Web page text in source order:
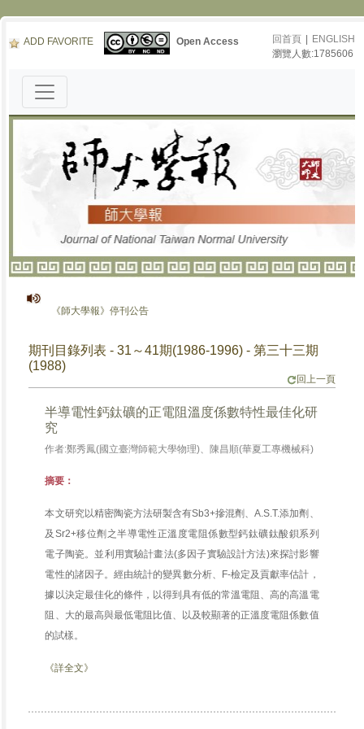
ADD FAVORITE Open Access 回首頁
ENGLISH
瀏覽人數:1785606
《師大學報》停刊公告
期刊目錄列表 - 31～41期(1986-1996) - 第三十三期
(1988)
回上一頁
半導電性鈣鈦礦的正電阻溫度係數特性最佳化研
究
作者:鄭秀鳳(國立臺灣師範大學物理)、陳昌順(華夏工專機械科)
摘要：
本文研究以精密陶瓷方法研製含有Sb3+摻混劑、A.S.T.添加劑、
及Sr2+移位劑之半導電性正溫度電阻係數型鈣鈦礦鈦酸鋇系列
電子陶瓷。並利用實驗計畫法(多因子實驗設計方法)來探討影響
電性的諸因子。經由統計的變異數分析、F-檢定及貢獻率估計，
據以決定最佳化的條件，以得到具有低的常溫電阻、高的高溫電
阻、大的最高與最低電阻比值、以及較顯著的正溫度電阻係數值
的試樣。
《詳全文》